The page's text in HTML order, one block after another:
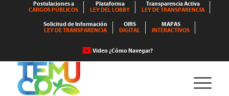
Postulaciones a
CARGOS PÚBLICOS
Plataforma
LEY DEL LOBBY
Transparencia Activa
LEY DE TRANSPARENCIA
Solicitud de Información
LEY DE TRANSPARENCIA
OIRS
DIGITAL
MAPAS
INTERACTIVOS
Video ¿Cómo Navegar?